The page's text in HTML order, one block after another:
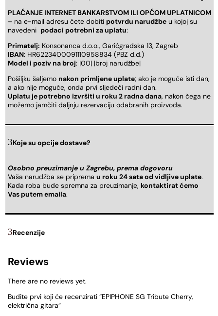
PLAĆANJE INTERNET BANKARSTVOM ILI OPĆOM UPLATNICOM
– na e-mail adresu ćete dobiti potvrdu narudžbe u kojoj su
navedeni podaci potrebni za uplatu:
Primatelj: Konsonanca d.o.o., Garićgradska 13, Zagreb
IBAN: HR6223400091110958834 (PBZ d.d.)
Model i poziv na broj: |00| |broj narudžbe|
Pošiljku šaljemo nakon primljene uplate; ako je moguće isti dan,
a ako nije moguće, onda prvi sljedeći radni dan.
Uplatu je potrebno izvršiti u roku 2 radna dana, nakon čega ne
možemo jamčiti daljnju rezervaciju odabranih proizvoda.
Koje su opcije dostave?
Osobno preuzimanje u Zagrebu, prema dogovoru
Vaša narudžba se priprema u roku 24 sata od vidljive uplate.
Kada roba bude spremna za preuzimanje, kontaktirat ćemo
Vas putem emaila.
Recenzije
Reviews
There are no reviews yet.
Budite prvi koji će recenzirati “EPIPHONE SG Tribute Cherry,
električna gitara”